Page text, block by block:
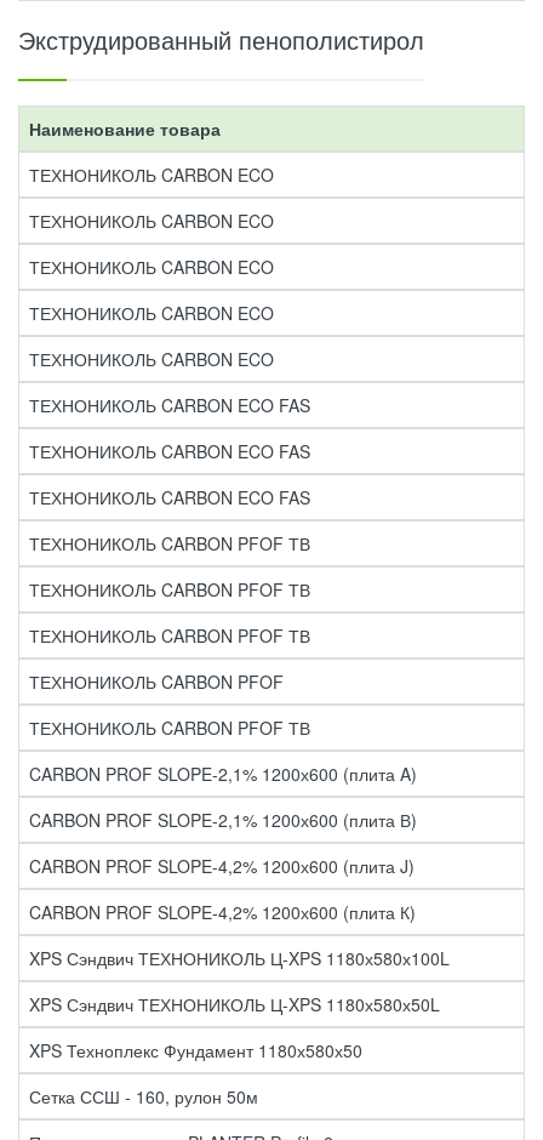
Экструдированный пенополистирол
Наименование товара
ТЕХНОНИКОЛЬ CARBON ECO
ТЕХНОНИКОЛЬ CARBON ECO
ТЕХНОНИКОЛЬ CARBON ECO
ТЕХНОНИКОЛЬ CARBON ECO
ТЕХНОНИКОЛЬ CARBON ECO
ТЕХНОНИКОЛЬ CARBON ECO FAS
ТЕХНОНИКОЛЬ CARBON ECO FAS
ТЕХНОНИКОЛЬ CARBON ECO FAS
ТЕХНОНИКОЛЬ CARBON PFOF ТВ
ТЕХНОНИКОЛЬ CARBON PFOF ТВ
ТЕХНОНИКОЛЬ CARBON PFOF ТВ
ТЕХНОНИКОЛЬ CARBON PFOF
ТЕХНОНИКОЛЬ CARBON PFOF ТВ
CARBON PROF SLOPE-2,1% 1200х600 (плита A)
CARBON PROF SLOPE-2,1% 1200х600 (плита В)
CARBON PROF SLOPE-4,2% 1200х600 (плита J)
CARBON PROF SLOPE-4,2% 1200х600 (плита К)
XPS Сэндвич ТЕХНОНИКОЛЬ Ц-XPS 1180х580х100L
XPS Сэндвич ТЕХНОНИКОЛЬ Ц-XPS 1180х580х50L
XPS Техноплекс Фундамент 1180х580х50
Сетка ССШ - 160, рулон 50м